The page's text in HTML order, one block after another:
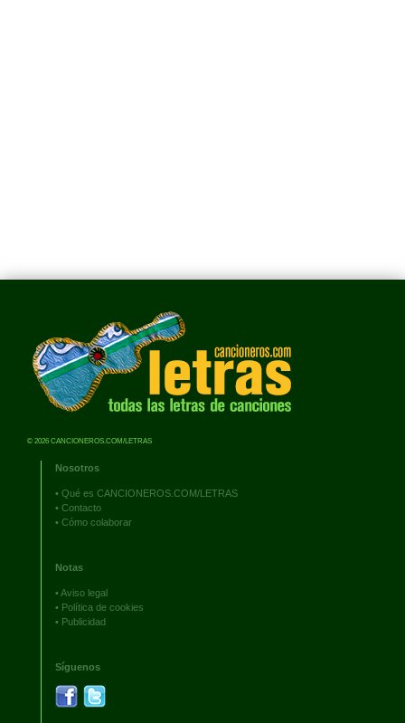
© 2026 CANCIONEROS.COM/LETRAS
Nosotros
• Qué es CANCIONEROS.COM/LETRAS
• Contacto
• Cómo colaborar
Notas
•Aviso legal
• Política de cookies
• Publicidad
Síguenos